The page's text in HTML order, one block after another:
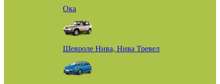
Ока
Шевроле Нива, Нива Тревел